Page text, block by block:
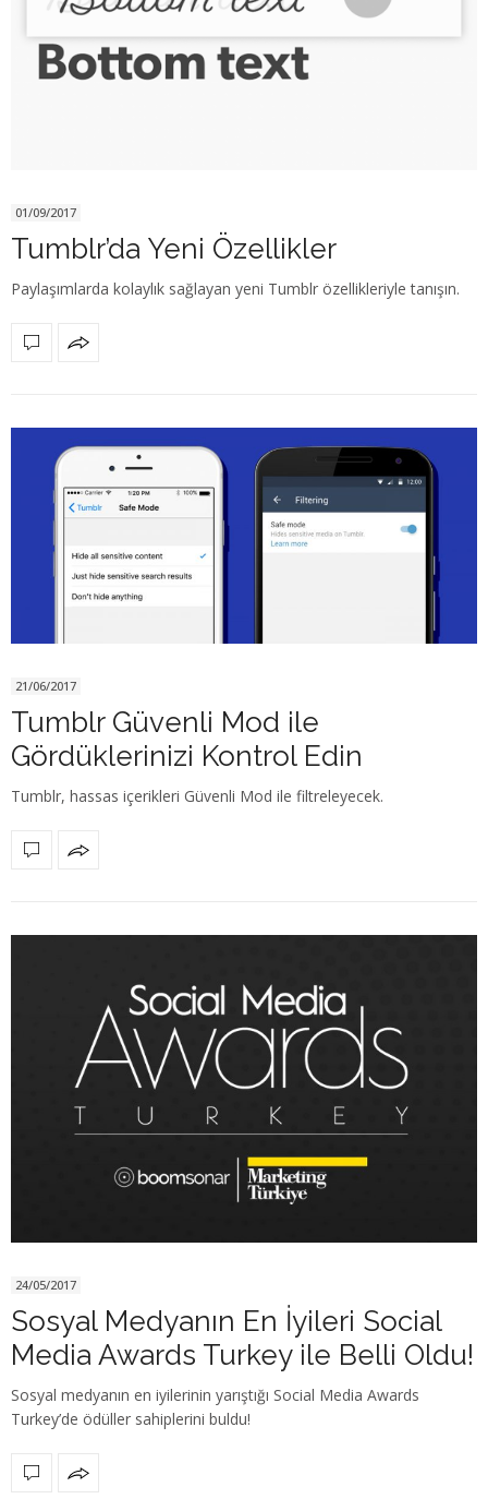
01/09/2017
Tumblr’da Yeni Özellikler
Paylaşımlarda kolaylık sağlayan yeni Tumblr özellikleriyle tanışın.
21/06/2017
Tumblr Güvenli Mod ile
Gördüklerinizi Kontrol Edin
Tumblr, hassas içerikleri Güvenli Mod ile filtreleyecek.
24/05/2017
Sosyal Medyanın En İyileri Social
Media Awards Turkey ile Belli Oldu!
Sosyal medyanın en iyilerinin yarıştığı Social Media Awards
Turkey’de ödüller sahiplerini buldu!